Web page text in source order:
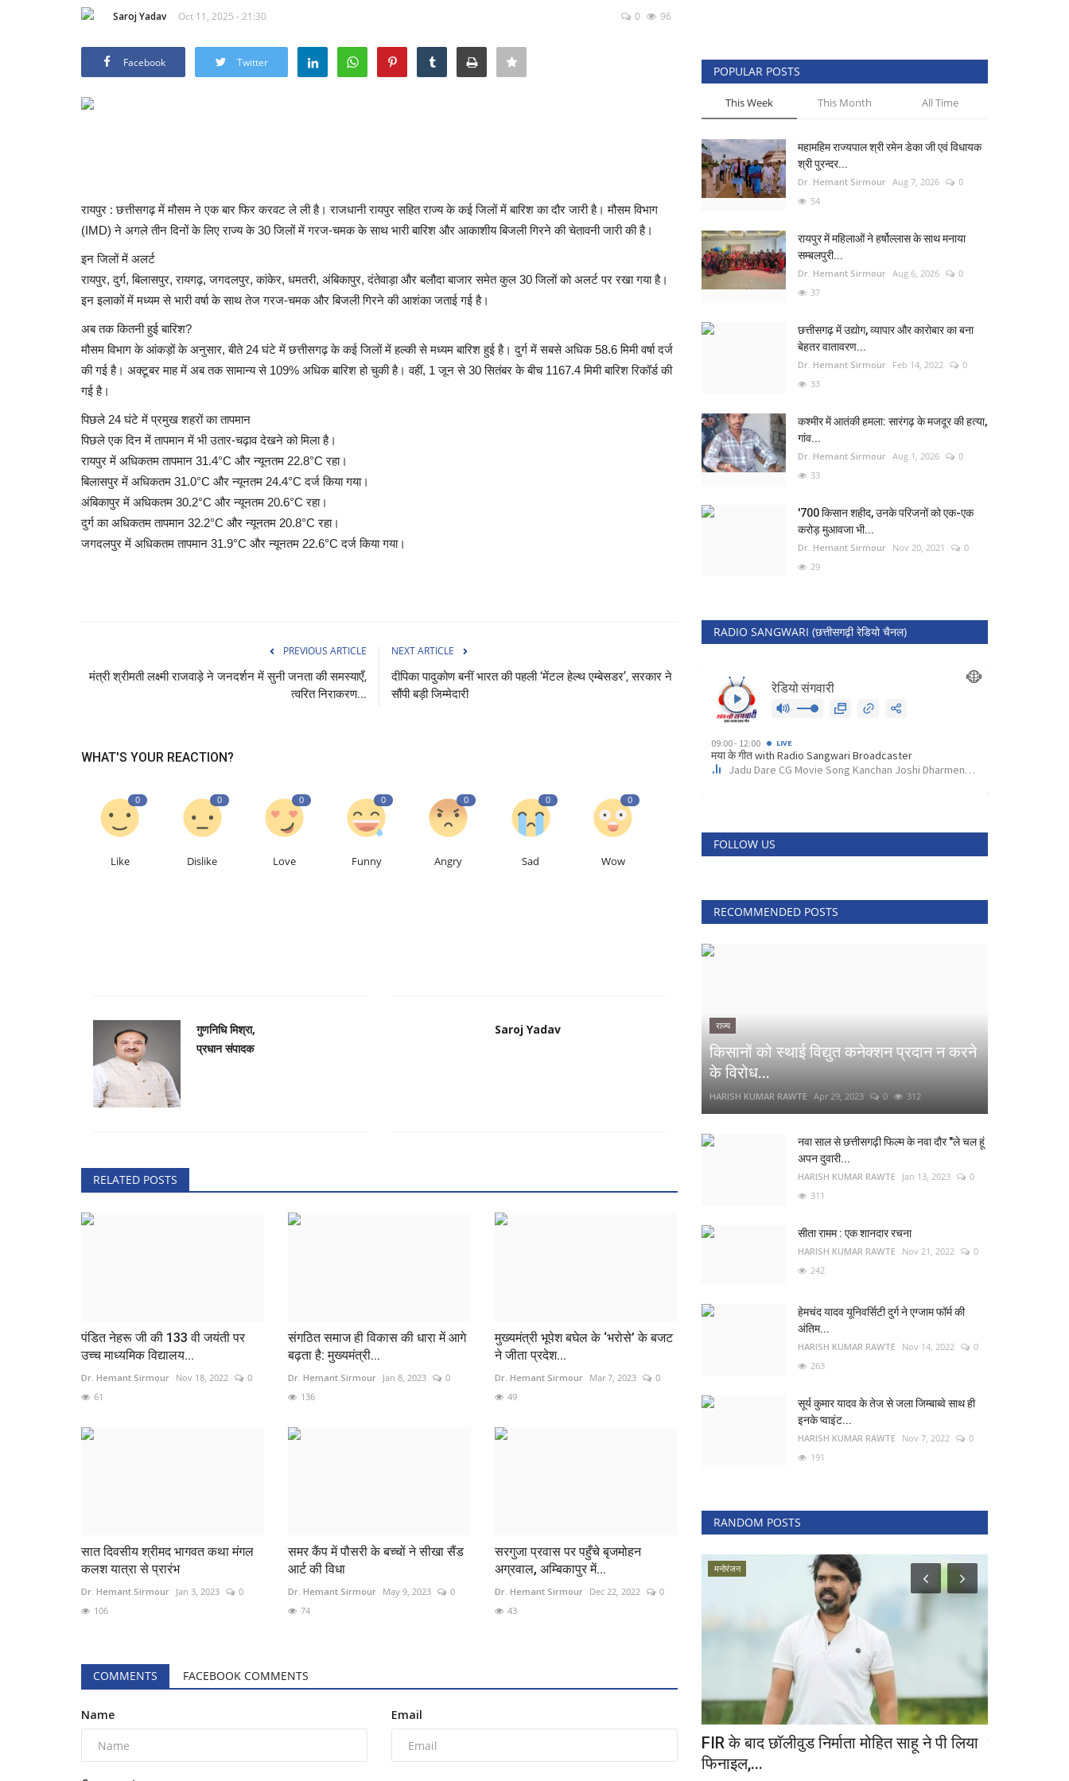
Saroj Yadav Oct 11, 2025 - 21:30 0 96
Facebook Twitter
रायपुर : छत्तीसगढ़ में मौसम ने एक बार फिर करवट ले ली है। राजधानी रायपुर सहित राज्य के कई जिलों में बारिश का दौर जारी है। मौसम विभाग
(IMD) ने अगले तीन दिनों के लिए राज्य के 30 जिलों में गरज-चमक के साथ भारी बारिश और आकाशीय बिजली गिरने की चेतावनी जारी की है।
इन जिलों में अलर्ट
रायपुर, दुर्ग, बिलासपुर, रायगढ़, जगदलपुर, कांकेर, धमतरी, अंबिकापुर, दंतेवाड़ा और बलौदा बाजार समेत कुल 30 जिलों को अलर्ट पर रखा गया है।
इन इलाकों में मध्यम से भारी वर्षा के साथ तेज गरज-चमक और बिजली गिरने की आशंका जताई गई है।
अब तक कितनी हुई बारिश?
मौसम विभाग के आंकड़ों के अनुसार, बीते 24 घंटे में छत्तीसगढ़ के कई जिलों में हल्की से मध्यम बारिश हुई है। दुर्ग में सबसे अधिक 58.6 मिमी वर्षा दर्ज
की गई है। अक्टूबर माह में अब तक सामान्य से 109% अधिक बारिश हो चुकी है। वहीं, 1 जून से 30 सितंबर के बीच 1167.4 मिमी बारिश रिकॉर्ड की
गई है।
पिछले 24 घंटे में प्रमुख शहरों का तापमान
पिछले एक दिन में तापमान में भी उतार-चढ़ाव देखने को मिला है।
रायपुर में अधिकतम तापमान 31.4°C और न्यूनतम 22.8°C रहा।
बिलासपुर में अधिकतम 31.0°C और न्यूनतम 24.4°C दर्ज किया गया।
अंबिकापुर में अधिकतम 30.2°C और न्यूनतम 20.6°C रहा।
दुर्ग का अधिकतम तापमान 32.2°C और न्यूनतम 20.8°C रहा।
जगदलपुर में अधिकतम तापमान 31.9°C और न्यूनतम 22.6°C दर्ज किया गया।
PREVIOUS ARTICLE
मंत्री श्रीमती लक्ष्मी राजवाड़े ने जनदर्शन में सुनी जनता की समस्याएँ,
त्वरित निराकरण...
NEXT ARTICLE
दीपिका पादुकोण बनीं भारत की पहली ‘मेंटल हेल्थ एम्बेसडर’, सरकार ने
सौंपी बड़ी जिम्मेदारी
WHAT'S YOUR REACTION?
0
Like
0
Dislike
0
Love
0
Funny
0
Angry
0
Sad
0
Wow
गुणनिधि मिश्रा,
प्रधान संपादक
Saroj Yadav
RELATED POSTS
पंडित नेहरू जी की 133 वी जयंती पर
उच्च माध्यमिक विद्यालय...
Dr. Hemant Sirmour Nov 18, 2022
0
61
संगठित समाज ही विकास की धारा में आगे
बढ़ता है: मुख्यमंत्री...
Dr. Hemant Sirmour Jan 8, 2023
0
136
मुख्यमंत्री भूपेश बघेल के ‘भरोसे’ के बजट
ने जीता प्रदेश...
Dr. Hemant Sirmour Mar 7, 2023
0
49
सात दिवसीय श्रीमद भागवत कथा मंगल
कलश यात्रा से प्रारंभ
Dr. Hemant Sirmour Jan 3, 2023
0
106
समर कैंप में पौसरी के बच्चों ने सीखा सैंड
आर्ट की विधा
Dr. Hemant Sirmour May 9, 2023
0
74
सरगुजा प्रवास पर पहुँचे बृजमोहन
अग्रवाल, अम्बिकापुर में...
Dr. Hemant Sirmour Dec 22, 2022
0
43
COMMENTS FACEBOOK COMMENTS
Name Email
POPULAR POSTS
This Week This Month All Time
महामहिम राज्यपाल श्री रमेन डेका जी एवं विधायक
श्री पुरन्दर...
Dr. Hemant Sirmour Aug 7, 2026
0
54
रायपुर में महिलाओं ने हर्षोल्लास के साथ मनाया
सम्बलपुरी...
Dr. Hemant Sirmour Aug 6, 2026
0
37
छत्तीसगढ़ में उद्योग, व्यापार और कारोबार का बना
बेहतर वातावरण...
Dr. Hemant Sirmour Feb 14, 2022
0
33
कश्मीर में आतंकी हमला: सारंगढ़ के मजदूर की हत्या,
गांव...
Dr. Hemant Sirmour Aug 1, 2026
0
33
'700 किसान शहीद, उनके परिजनों को एक-एक
करोड़ मुआवजा भी...
Dr. Hemant Sirmour Nov 20, 2021
0
29
RADIO SANGWARI (छत्तीसगढ़ी रेडियो चैनल)
FOLLOW US
RECOMMENDED POSTS
राज्य
किसानों को स्थाई विद्युत कनेक्शन प्रदान न करने
के विरोध...
HARISH KUMAR RAWTE Apr 29, 2023 0 312
नवा साल से छत्तीसगढ़ी फिल्म के नवा दौर "ले चल हूं
अपन दुवारी...
HARISH KUMAR RAWTE Jan 13, 2023
0
311
सीता रामम : एक शानदार रचना
HARISH KUMAR RAWTE Nov 21, 2022
0
242
हेमचंद यादव यूनिवर्सिटी दुर्ग ने एग्जाम फॉर्म की
अंतिम...
HARISH KUMAR RAWTE Nov 14, 2022
0
263
सूर्य कुमार यादव के तेज से जला जिम्बाब्वे साथ ही
इनके प्वाइंट...
HARISH KUMAR RAWTE Nov 7, 2022
0
191
RANDOM POSTS
Delhi + NCR
जिसमे नवोदय...
प्रशिक्षण प्राप्त कर रहे 935 जवान भूख हड़ताल पर
मनोरंजन
FIR के बाद छॉलीवुड निर्माता मोहित साहू ने पी लिया
फिनाइल,...